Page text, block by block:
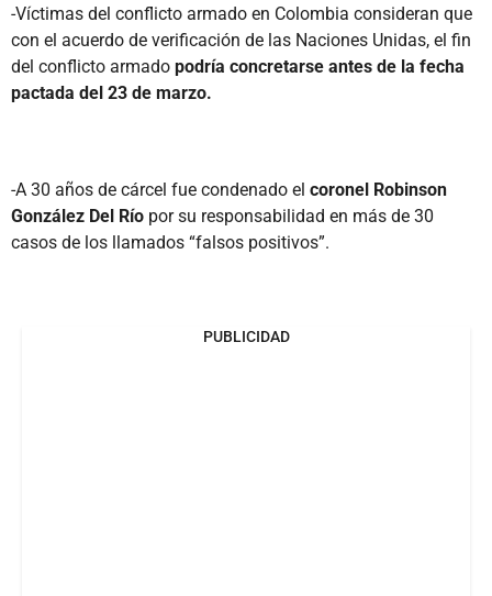
-Víctimas del conflicto armado en Colombia consideran que
con el acuerdo de verificación de las Naciones Unidas, el fin
del conflicto armado podría concretarse antes de la fecha
pactada del 23 de marzo.
-A 30 años de cárcel fue condenado el coronel Robinson
González Del Río por su responsabilidad en más de 30
casos de los llamados “falsos positivos”.
PUBLICIDAD